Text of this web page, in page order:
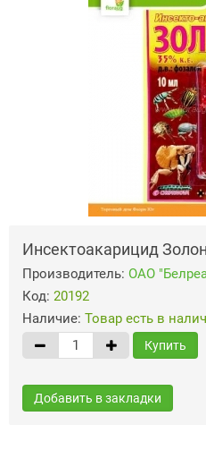
Инсектоакарицид
Производитель: ОАО
Код: 20192
Наличие: Товар есть в
Купить
Добавить в закладки